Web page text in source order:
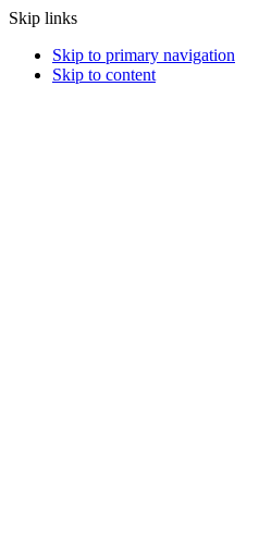
Skip links
Skip to primary navigation
Skip to content